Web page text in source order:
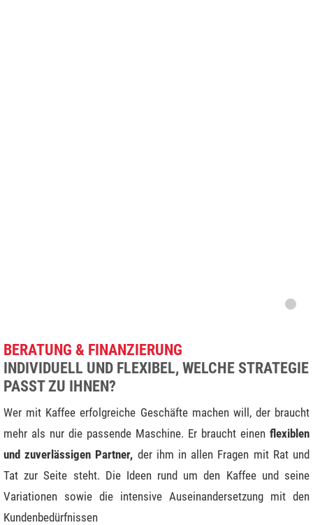
BERATUNG & FINANZIERUNG
INDIVIDUELL UND FLEXIBEL, WELCHE STRATEGIE
PASST ZU IHNEN?
Wer mit Kaffee erfolgreiche Geschäfte machen will, der braucht
mehr als nur die passende Maschine. Er braucht einen flexiblen
und zuverlässigen Partner, der ihm in allen Fragen mit Rat und
Tat zur Seite steht. Die Ideen rund um den Kaffee und seine
Variationen sowie die intensive Auseinandersetzung mit den
Kundenbedürfnissen